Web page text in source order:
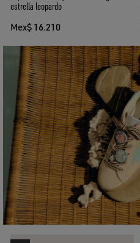
estrella leopardo
Mex$ 16.210